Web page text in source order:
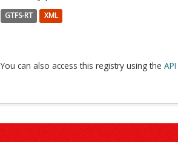
GTFS-RT XML
You can also access this registry using the API